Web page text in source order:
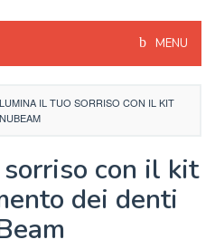
MENU
IL TUO SORRISO CON IL KIT
con il kit
dei denti